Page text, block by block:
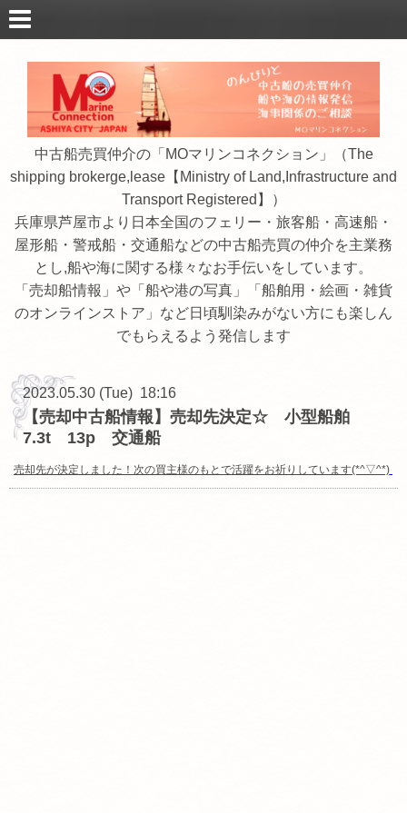
中古船売買仲介の「MOマリンコネクション」（The
shipping brokerge,lease【Ministry of Land,Infrastructure and
Transport Registered】）
兵庫県芦屋市より日本全国のフェリー・旅客船・高速船・
屋形船・警戒船・交通船などの中古船売買の仲介を主業務
とし,船や海に関する様々なお手伝いをしています。
「売却船情報」や「船や港の写真」「船舶用・絵画・雑貨
のオンラインストア」など日頃馴染みがない方にも楽しん
でもらえるよう発信します
2023.05.30 (Tue) 18:16
【売却中古船情報】売却先決定☆ 小型船舶
7.3t 13p 交通船
売却先が決定しました！次の買主様のもとで活躍をお祈りしています(*^▽^*)